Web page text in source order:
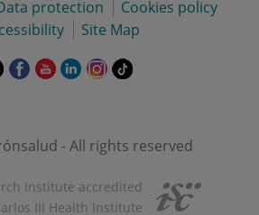
protection
Cookies policy
Site Map
This
in
pop-
up
This
in
pop-
This
in
pop-
This
in
up
This
in
pop-
Link
- All rights reserved
Institute accredited
III Health Institute